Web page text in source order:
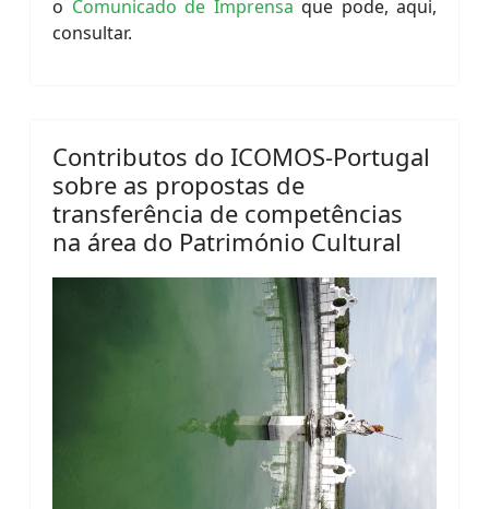
o Comunicado de Imprensa que pode, aqui,
consultar.
Contributos do ICOMOS-Portugal
sobre as propostas de
transferência de competências
na área do Património Cultural